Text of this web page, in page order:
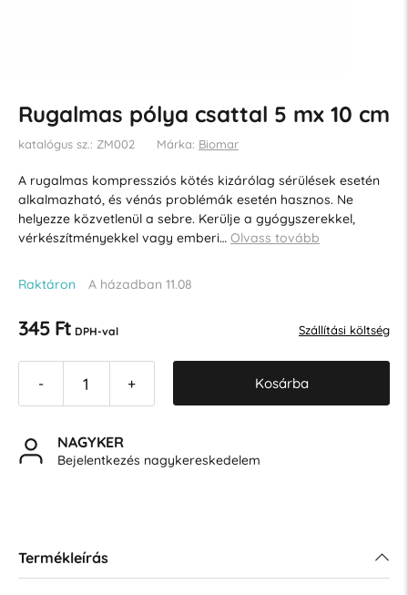
Rugalmas pólya csattal 5 mx 10 cm
katalógus sz.: ZM002 Márka: Biomar
A rugalmas kompressziós kötés kizárólag sérülések esetén
alkalmazható, és vénás problémák esetén hasznos. Ne
helyezze közvetlenül a sebre. Kerülje a gyógyszerekkel,
vérkészítményekkel vagy emberi… Olvass tovább
Raktáron A házadban 11.08
345 Ft DPH-val Szállítási költség
- + Kosárba
NAGYKER
Bejelentkezés nagykereskedelem
Termékleírás